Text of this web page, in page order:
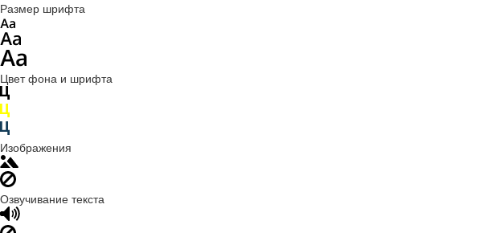
Размер шрифта
Цвет фона и шрифта
Изображения
Озвучивание текста